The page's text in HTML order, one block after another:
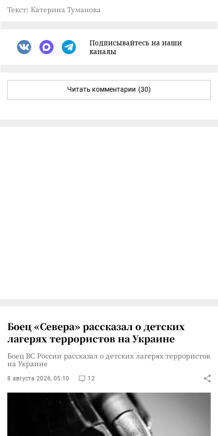
Текст: Катерина Туманова
Подписывайтесь на наши
каналы
Читать комментарии (30)
Боец «Севера» рассказал о детских
лагерях террористов на Украине
Боец ВС России рассказал о детских лагерях террористов
на Украине
8 августа 2026, 05:10 12